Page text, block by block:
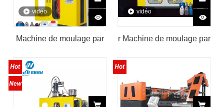
vidéo
Machine de moulage par
bouteilles PE PP 1L 5
litres
vidéo
r Machine de moulage par
bouteilles en plastique de